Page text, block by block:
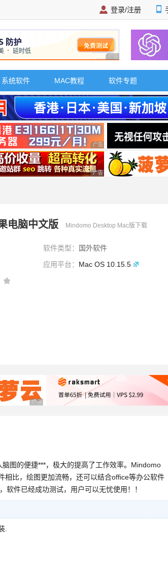
登录/注册
广告 商业广告，理性选择
系统软件 MAC教程 软件专题
，理性选择 广告 商业广告，理性选择
，理性选择 广告 商业广告，理性选择
电脑中文版 Mindomo Desktop Mac版下载
软件类型：
国外软件
应用平台： Mac OS 10.15.5
广告 商业广告，理性选择
图的便捷***，极大的提高了工作效率。Mindomo
比，绘图更加流畅，还可以结合office等办公软件
件已经成功测试，用户可以无忧使用！！
.